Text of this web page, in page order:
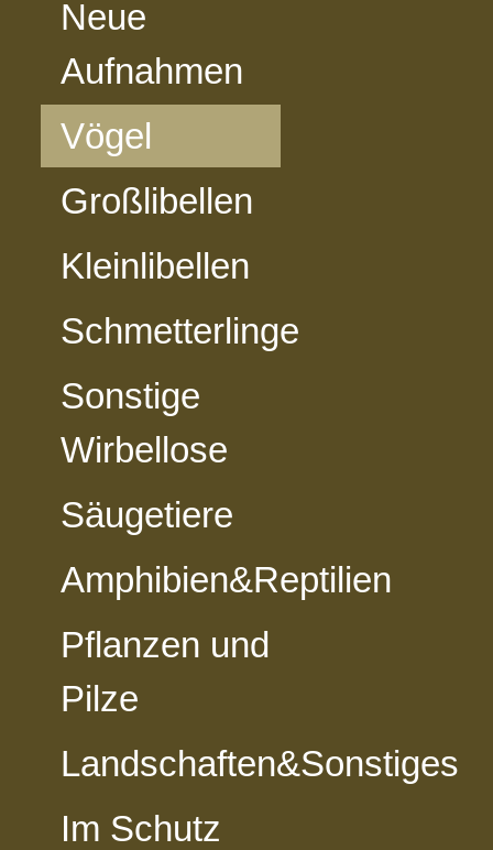
vorheriges Foto
zur Kategorie-Übersicht
nächstes Foto
Neue
Aufnahmen
Vögel
Großlibellen
Kleinlibellen
Schmetterlinge
Sonstige
Wirbellose
Säugetiere
Amphibien&Reptilien
Pflanzen und
Pilze
Landschaften&Sonstiges
Im Schutz